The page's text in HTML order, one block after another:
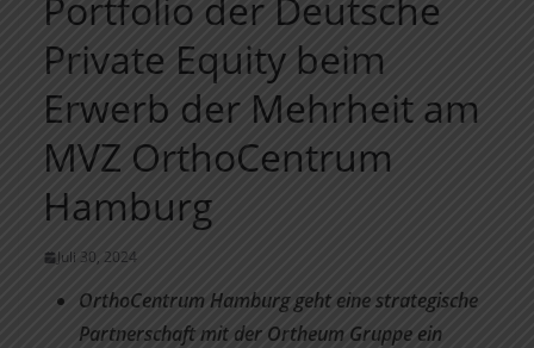
Private Equity beim
Erwerb der Mehrheit am
MVZ OrthoCentrum
Hamburg
Juli 30, 2024
OrthoCentrum Hamburg geht eine strategische
Partnerschaft mit der Ortheum Gruppe ein